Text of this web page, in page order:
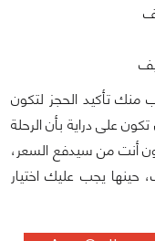
منك تأكيد الحجز لتكون
على دراية بأن الرحلة
أنت من سيدفع السعر،
حينها يجب عليك اختيار